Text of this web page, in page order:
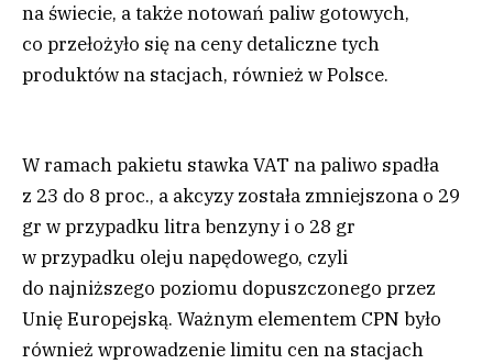
na świecie, a także notowań paliw gotowych,
co przełożyło się na ceny detaliczne tych
produktów na stacjach, również w Polsce.
W ramach pakietu stawka VAT na paliwo spadła
z 23 do 8 proc., a akcyzy została zmniejszona o 29
gr w przypadku litra benzyny i o 28 gr
w przypadku oleju napędowego, czyli
do najniższego poziomu dopuszczonego przez
Unię Europejską. Ważnym elementem CPN było
również wprowadzenie limitu cen na stacjach